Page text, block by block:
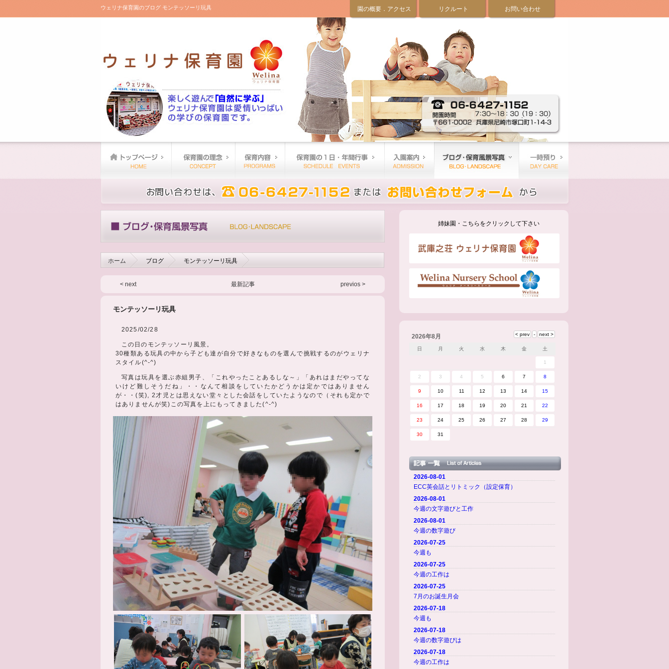
ウェリナ保育園のブログ モンテッソーリ玩具 園の概要．アクセス リクルート お問い合わせ
ホーム ブログ モンテッソーリ玩具
< next 最新記事 previos >
モンテッソーリ玩具
2025/02/28
この日のモンテッソーリ風景。
30種類ある玩具の中から子ども達が自分で好きなものを選んで挑戦するのがウェリナ
スタイル(^-^)
写真は玩具を選ぶ赤組男子、「これやったことあるしな～」「あれはまだやってな
いけど難しそうだね」・・なんて相談をしていたかどうかは定かではありません
が・・(笑), 2才児とは思えない堂々とした会話をしていたようなので（それも定かで
はありませんが笑)この写真を上にもってきました(^-^)
姉妹園・こちらをクリックして下さい
2026年8月
日 月 火 水 木 金 土
1
2 3 4 5 6 7 8
9 10 11 12 13 14 15
16 17 18 19 20 21 22
23 24 25 26 27 28 29
30 31